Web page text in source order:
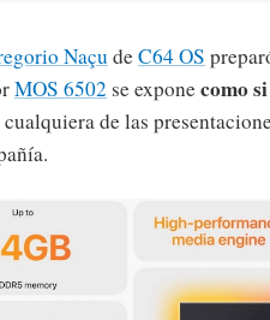
Naçu deC64 OS
MOS 6502 se exponecomo
de las